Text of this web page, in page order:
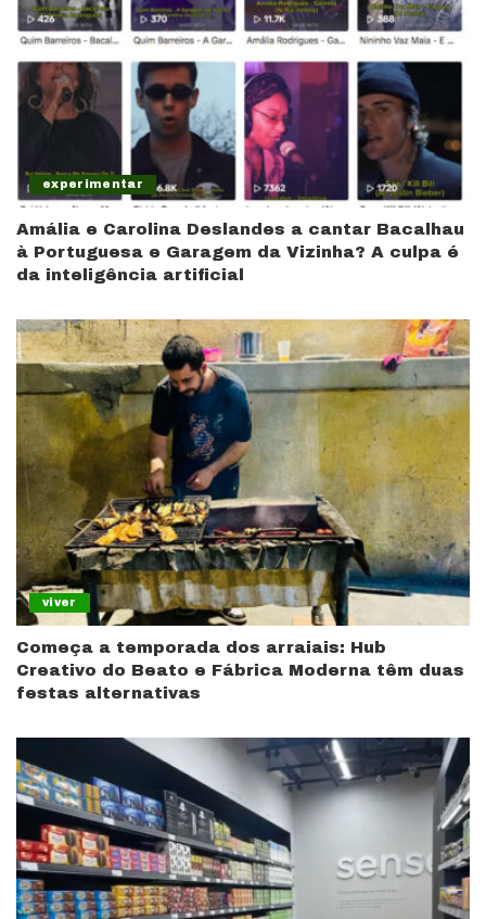
experimentar
Amália e Carolina Deslandes a cantar Bacalhau
à Portuguesa e Garagem da Vizinha? A culpa é
da inteligência artificial
viver
Começa a temporada dos arraiais: Hub
Creativo do Beato e Fábrica Moderna têm duas
festas alternativas